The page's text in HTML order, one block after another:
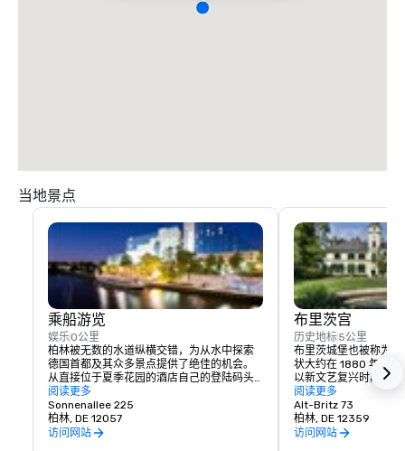
当地景点
乘船游览
娱乐0公里
柏林被无数的水道纵横交错，为从水中探索
德国首都及其众多景点提供了绝佳的机会。
从直接位于夏季花园的酒店自己的登陆码头
开始乘船游览。
阅读更多
Sonnenallee 225
柏林, DE 12057
访问网站
布里茨宫
历史地标5公里
布里茨城堡也被称为 “
状大约在 1880 年，来
以新文艺复兴时期的
增加了一座塔楼。该
之交的风格进行了重
今天在城堡里可以找
“Gründerzeit” 期间，
阅读更多
Alt-Britz 73
柏林, DE 12359
访问网站